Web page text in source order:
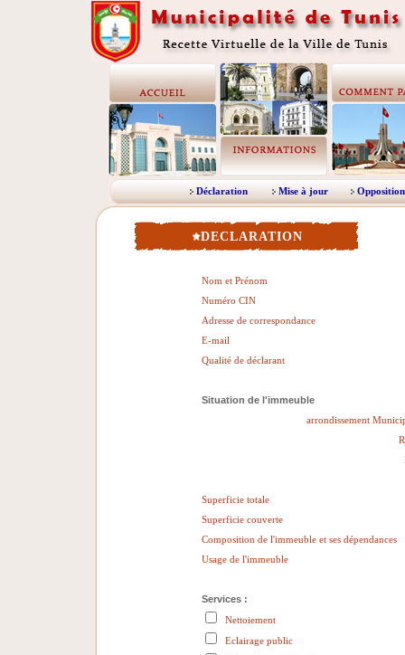
Déclaration Mise à jour Opposition
DECLARATION
Nom et Prénom
Numéro CIN
Adresse de correspondance
E-mail
Qualité de déclarant
Situation de l'immeuble
arrondissement
Superficie totale
Superficie couverte
Composition de l'immeuble et ses dépendances
Usage de l'immeuble
Services :
Nettoiement
Eclairage public